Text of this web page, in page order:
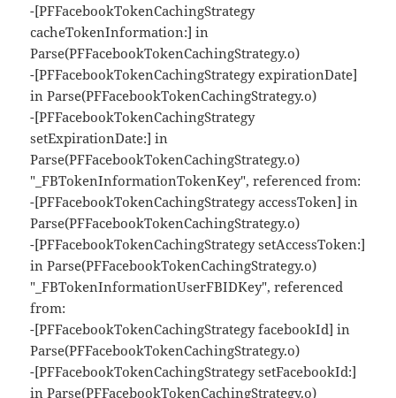
-[PFFacebookTokenCachingStrategy
cacheTokenInformation:] in
Parse(PFFacebookTokenCachingStrategy.o)
-[PFFacebookTokenCachingStrategy expirationDate]
in Parse(PFFacebookTokenCachingStrategy.o)
-[PFFacebookTokenCachingStrategy
setExpirationDate:] in
Parse(PFFacebookTokenCachingStrategy.o)
"_FBTokenInformationTokenKey", referenced from:
-[PFFacebookTokenCachingStrategy accessToken] in
Parse(PFFacebookTokenCachingStrategy.o)
-[PFFacebookTokenCachingStrategy setAccessToken:]
in Parse(PFFacebookTokenCachingStrategy.o)
"_FBTokenInformationUserFBIDKey", referenced
from:
-[PFFacebookTokenCachingStrategy facebookId] in
Parse(PFFacebookTokenCachingStrategy.o)
-[PFFacebookTokenCachingStrategy setFacebookId:]
in Parse(PFFacebookTokenCachingStrategy.o)